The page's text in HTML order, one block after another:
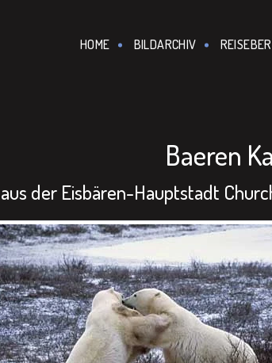
HOME BILDARCHIV
Baeren
der Eisbären-Hauptstadt